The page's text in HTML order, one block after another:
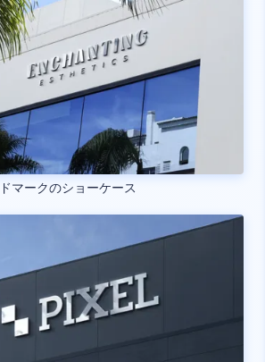
マークのショーケース